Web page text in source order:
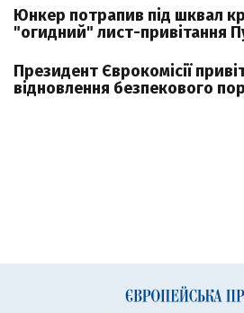
Юнкер потрапив під шквал
"огидний" лист-привітання
Президент Єврокомісії
відновлення безпекового